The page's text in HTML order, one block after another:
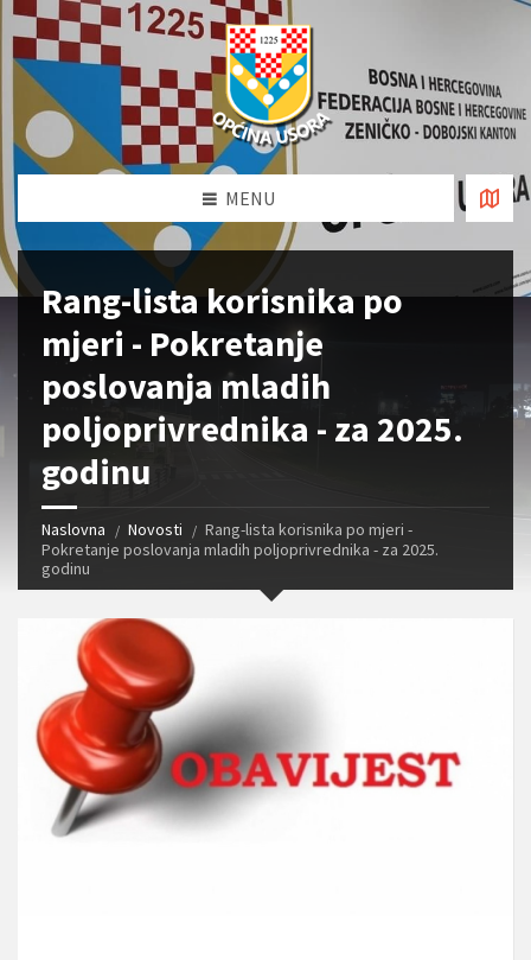
MENU
Rang-lista korisnika po
mjeri - Pokretanje
poslovanja mladih
poljoprivrednika - za 2025.
godinu
Naslovna Novosti
Rang-lista korisnika po mjeri -
Pokretanje poslovanja mladih poljoprivrednika - za 2025.
godinu